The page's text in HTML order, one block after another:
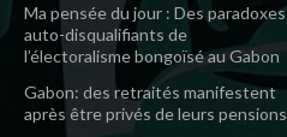
Ma pensée du jour : Des paradoxes
auto-disqualifiants de
l’électoralisme bongoïsé au Gabon
Gabon: des retraités manifestent
après être privés de leurs pensions